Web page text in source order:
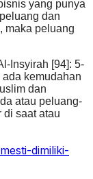
yang punya
dan
maka peluang
Insyirah [94]: 5-
kemudahan
dan
atau peluang-
di saat atau
dimiliki-